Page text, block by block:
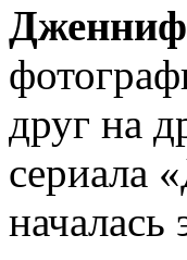
друг на
сериала
началась